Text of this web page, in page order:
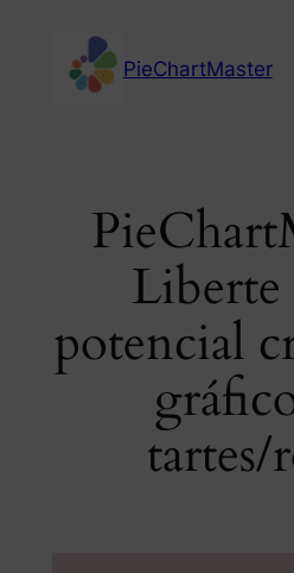
content
PieChartMaster
Liberte
potencial
tartes/